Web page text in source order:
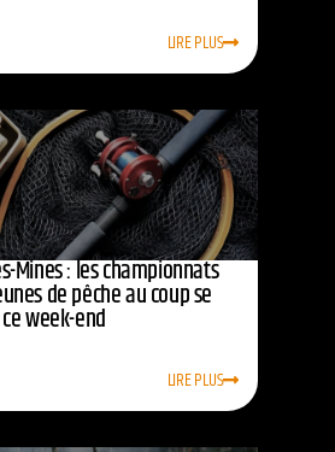
LIRE PLUS
Mines : les championnats
de pêche au coup se
week-end
LIRE PLUS